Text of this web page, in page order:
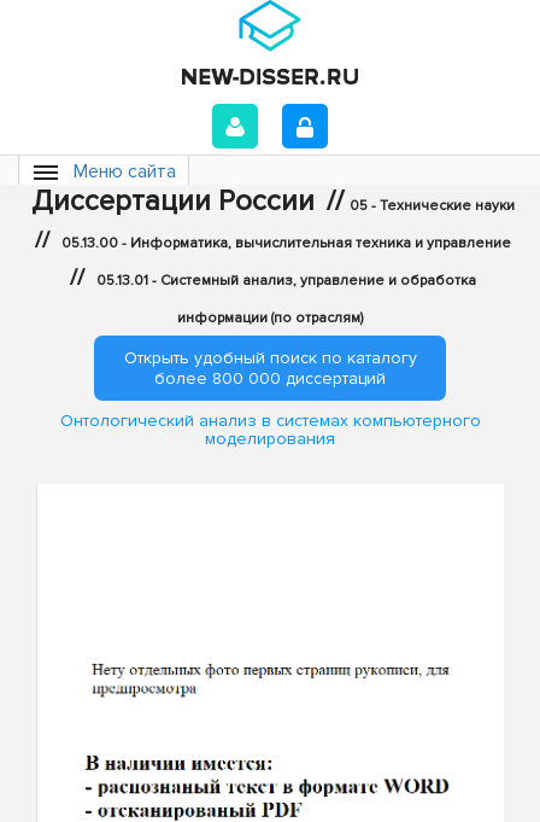
Меню сайта
Диссертации России // 05 - Технические науки
// 05.13.00 - Информатика, вычислительная техника и управление
// 05.13.01 - Системный анализ, управление и обработка
информации (по отраслям)
Открыть удобный поиск по каталогу
более 800 000 диссертаций
Онтологический анализ в системах компьютерного
моделирования